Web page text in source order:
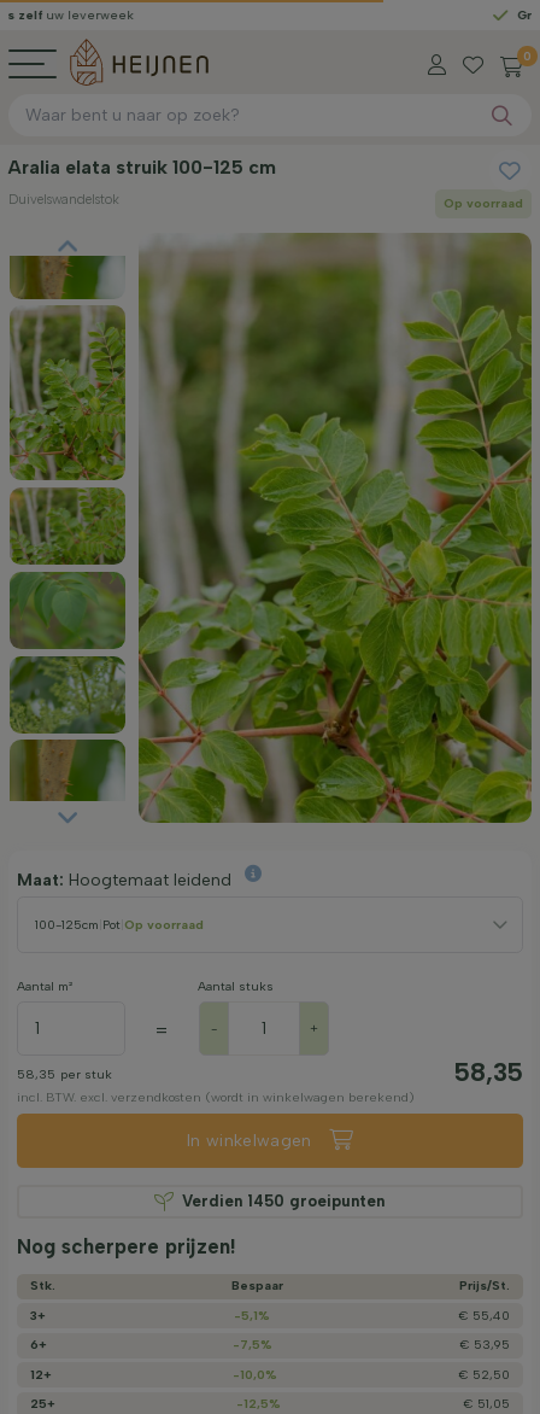
Gratis
0
Aralia elata struik 100-125 cm
Duivelswandelstok Op voorraad
Maat: Hoogtemaat leidend
100-125cm Pot Op voorraad
Aantal m²
=
Aantal stuks
- +
58,35 per stuk 58,35
incl. BTW. excl. verzendkosten (wordt in winkelwagen berekend)
In winkelwagen
Verdien 1450 groeipunten
Nog scherpere prijzen!
Stk. Bespaar
Prijs/­St.
3+
-5,1%
€ 55,40
6+
-7,5%
€ 53,95
12+
-10,0%
€ 52,50
25+
-12,5%
€ 51,05